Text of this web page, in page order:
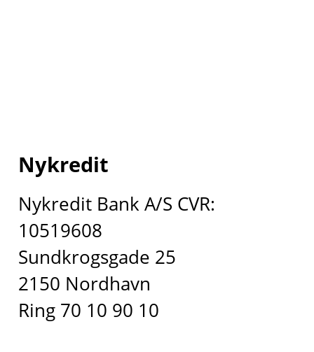
Nykredit
Nykredit Bank A/S CVR:
10519608
Sundkrogsgade 25
2150 Nordhavn
Ring 70 10 90 10